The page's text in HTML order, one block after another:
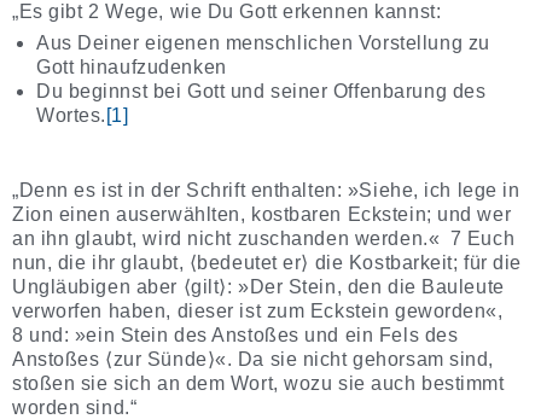
„Es gibt 2 Wege, wie Du Gott erkennen kannst:
Aus Deiner eigenen menschlichen Vorstellung zu
Gott hinaufzudenken
Du beginnst bei Gott und seiner Offenbarung des
Wortes. [1]
„Denn es ist in der Schrift enthalten: »Siehe, ich lege in
Zion einen auserwählten, kostbaren Eckstein; und wer
an ihn glaubt, wird nicht zuschanden werden.« 7 Euch
nun, die ihr glaubt, ⟨bedeutet er⟩ die Kostbarkeit; für die
Ungläubigen aber ⟨gilt⟩: »Der Stein, den die Bauleute
verworfen haben, dieser ist zum Eckstein geworden«,
8 und: »ein Stein des Anstoßes und ein Fels des
Anstoßes ⟨zur Sünde⟩«. Da sie nicht gehorsam sind,
stoßen sie sich an dem Wort, wozu sie auch bestimmt
worden sind.“